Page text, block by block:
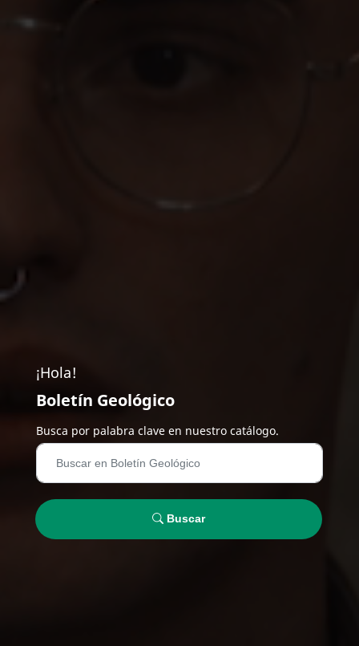
¡Hola!
Boletín Geológico
Busca por palabra clave en nuestro catálogo.
Buscar